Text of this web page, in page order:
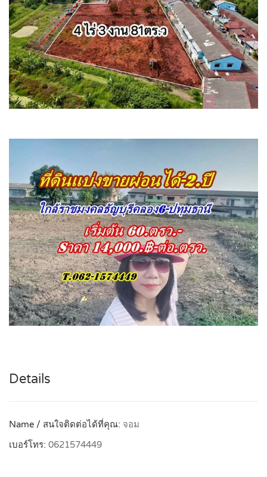
Details
Name / สนใจติดต่อได้ที่คุณ: จอม
เบอร์โทร: 0621574449